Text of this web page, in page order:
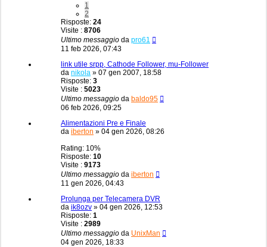
1
2
Risposte: 24
Visite : 8706
Ultimo messaggio da pro61
11 feb 2026, 07:43
link utile srpp, Cathode Follower, mu-Follower
da nikola » 07 gen 2007, 18:58
Risposte: 3
Visite : 5023
Ultimo messaggio da baldo95
06 feb 2026, 09:25
Alimentazioni Pre e Finale
da iberton » 04 gen 2026, 08:26
Rating: 10%
Risposte: 10
Visite : 9173
Ultimo messaggio da iberton
11 gen 2026, 04:43
Prolunga per Telecamera DVR
da ik8ozv » 04 gen 2026, 12:53
Risposte: 1
Visite : 2989
Ultimo messaggio da UnixMan
04 gen 2026, 18:33